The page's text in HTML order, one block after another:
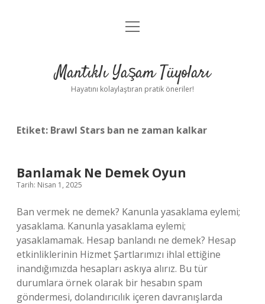
Anasayfa
Yasal Uyarı
menüyü
Mantıklı Yaşam Tüyoları
Hayatını kolaylaştıran pratik öneriler!
Etiket: Brawl Stars ban ne zaman kalkar
Banlamak Ne Demek Oyun
Tarih: Nisan 1, 2025
Ban vermek ne demek? Kanunla yasaklama eylemi;
yasaklama. Kanunla yasaklama eylemi;
yasaklamamak. Hesap banlandı ne demek? Hesap
etkinliklerinin Hizmet Şartlarımızı ihlal ettiğine
inandığımızda hesapları askıya alırız. Bu tür
durumlara örnek olarak bir hesabın spam
göndermesi, dolandırıcılık içeren davranışlarda